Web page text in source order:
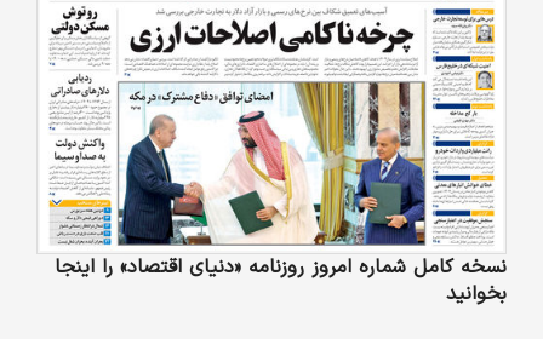
نسخه کامل شماره امروز روزنامه «دنیای‌ اقتصاد» را اینجا
بخوانید